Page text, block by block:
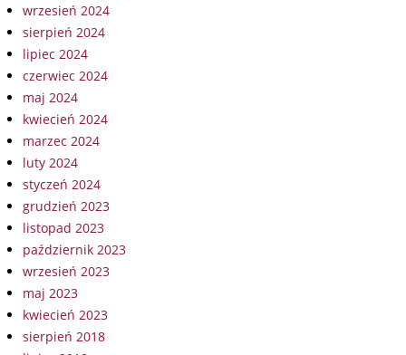
wrzesień 2024
sierpień 2024
lipiec 2024
czerwiec 2024
maj 2024
kwiecień 2024
marzec 2024
luty 2024
styczeń 2024
grudzień 2023
listopad 2023
październik 2023
wrzesień 2023
maj 2023
kwiecień 2023
sierpień 2018